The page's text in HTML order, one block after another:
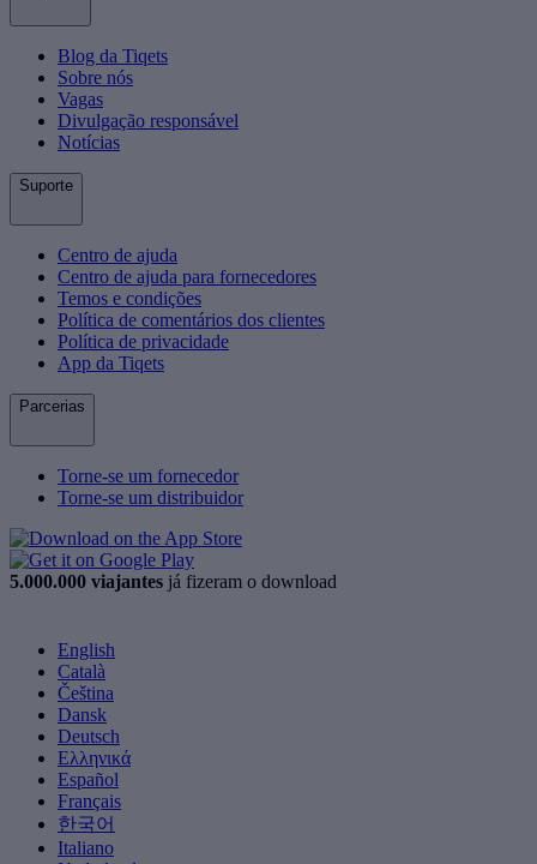
Blog da Tiqets
Sobre nós
Vagas
Divulgação responsável
Notícias
Suporte
Centro de ajuda
Centro de ajuda para fornecedores
Temos e condições
Política de comentários dos clientes
Política de privacidade
App da Tiqets
Parcerias
Torne-se um fornecedor
Torne-se um distribuidor
5.000.000 viajantes já fizeram o download
English
Català
Čeština
Dansk
Deutsch
Ελληνικά
Español
Français
한국어
Italiano